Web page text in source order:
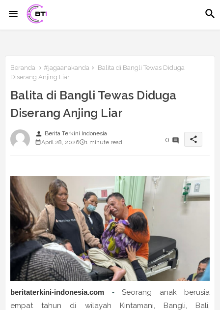
Beranda #jagaanakanda
Balita di Bangli Tewas Diduga
Diserang Anjing Liar
Balita di Bangli Tewas Diduga
Diserang Anjing Liar
person Berita Terkini Indonesia
April 28, 2026
1 minute read 0 share
beritaterkini-indonesia.com -Seorang anak berusia
empat tahun di wilayah Kintamani, Bangli, Bali,